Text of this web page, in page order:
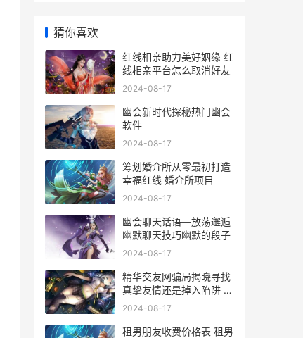
猜你喜欢
红线相亲助力美好姻缘 红
线相亲平台怎么取消好友
2024-08-17
幽会新时代探秘热门幽会
软件
2024-08-17
筹划婚介所从零最初打造
幸福红线 婚介所项目
2024-08-17
幽会聊天话语—放荡邂逅
幽默聊天技巧幽默的段子
2024-08-17
精华交友网骗局揭晓寻找
真挚友情还是掉入陷阱 精
华交友网骗局曝光
2024-08-17
租男朋友收费价格表 租男